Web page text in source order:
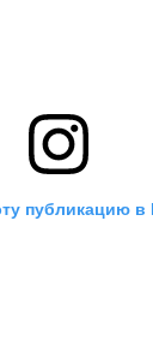
публикацию в